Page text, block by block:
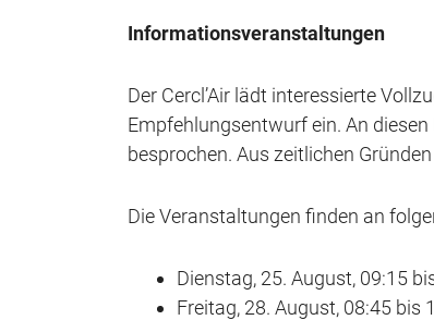
Informationsveranstaltungen
Der Cercl’Air lädt interessierte
Empfehlungsentwurf ein. An
besprochen. Aus zeitlichen
Die Veranstaltungen finden an
Dienstag, 25. August, 09:15
Freitag, 28. August, 08:45